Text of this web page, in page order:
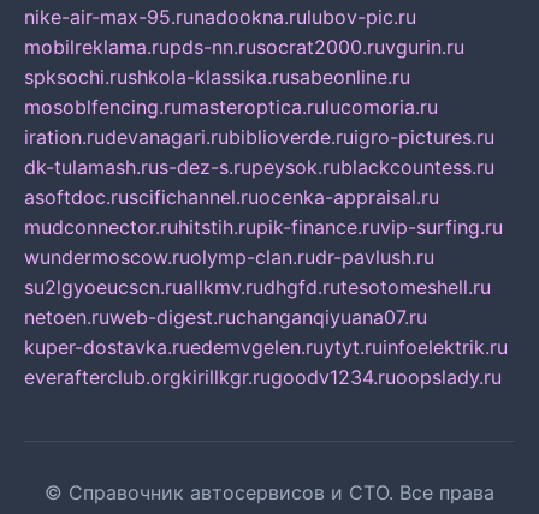
nike-air-max-95.runadookna.rulubov-pic.ru
mobilreklama.rupds-nn.rusocrat2000.ruvgurin.ru
spksochi.rushkola-klassika.rusabeonline.ru
mosoblfencing.rumasteroptica.rulucomoria.ru
iration.rudevanagari.rubiblioverde.ruigro-pictures.ru
dk-tulamash.rus-dez-s.rupeysok.rublackcountess.ru
asoftdoc.ruscifichannel.ruocenka-appraisal.ru
mudconnector.ruhitstih.rupik-finance.ruvip-surfing.ru
wundermoscow.ruolymp-clan.rudr-pavlush.ru
su2lgyoeucscn.ruallkmv.rudhgfd.rutesotomeshell.ru
netoen.ruweb-digest.ruchanganqiyuana07.ru
kuper-dostavka.ruedemvgelen.ruytyt.ruinfoelektrik.ru
everafterclub.orgkirillkgr.rugoodv1234.ruoopslady.ru
© Справочник автосервисов и СТО. Все права